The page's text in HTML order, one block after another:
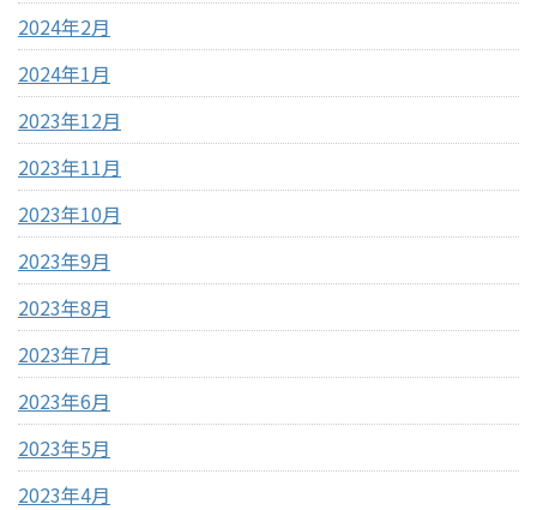
2024年2月
2024年1月
2023年12月
2023年11月
2023年10月
2023年9月
2023年8月
2023年7月
2023年6月
2023年5月
2023年4月